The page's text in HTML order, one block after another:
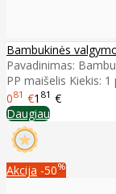
Bambukinės
Pavadinimas:
PP maišelis Kiekis: 1
081 €1 81 €
Daugiau
Akcija -50%